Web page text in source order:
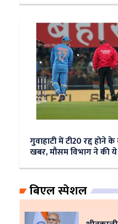
गुवाहाटी में टी20 रद्द होने
खबर, मौसम विभाग ने की ये
बिएल स्पेशल